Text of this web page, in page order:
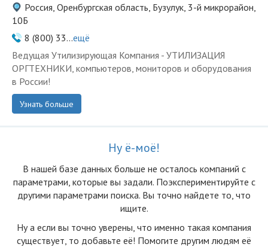
Россия, Оренбургская область, Бузулук, 3-й микрорайон,
10Б
8 (800) 33...ещё
Ведущая Утилизирующая Компания - УТИЛИЗАЦИЯ
ОРГТЕХНИКИ, компьютеров, мониторов и оборудования
в России!
Узнать больше
Ну ё-моё!
В нашей базе данных больше не осталоcь компаний с
параметрами, которые вы задали. Поэкспериментируйте с
другими параметрами поиска. Вы точно найдете то, что
ищите.
Ну а если вы точно уверены, что именно такая компания
существует, то добавьте её! Помогите другим людям её